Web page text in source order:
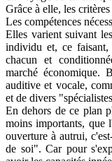
Grâce à elle, les
Les compétences
Elles varient suivant
individu et, ce
chacun et
marché économique.
auditive et vocale,
et de divers
En dehors de ce plan
moins importants, que
ouverture à autrui,
de soi". Car pour